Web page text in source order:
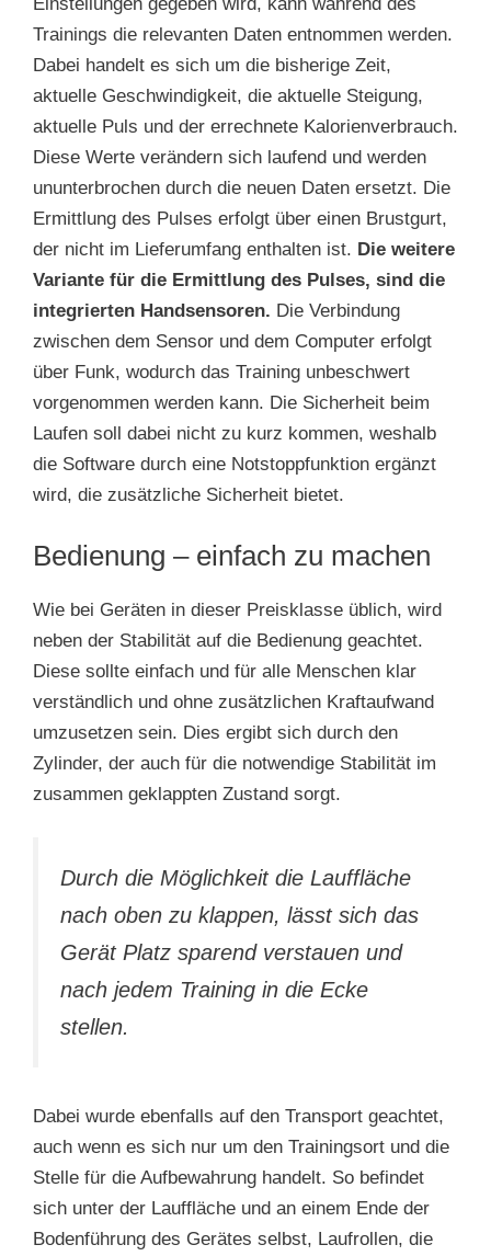
Trainings die relevanten Daten entnommen werden.
Dabei handelt es sich um die bisherige Zeit,
aktuelle Geschwindigkeit, die aktuelle Steigung,
aktuelle Puls und der errechnete Kalorienverbrauch.
Diese Werte verändern sich laufend und werden
ununterbrochen durch die neuen Daten ersetzt. Die
Ermittlung des Pulses erfolgt über einen Brustgurt,
der nicht im Lieferumfang enthalten ist. Die weitere
Variante für die Ermittlung des Pulses, sind die
integrierten Handsensoren. Die Verbindung
zwischen dem Sensor und dem Computer erfolgt
über Funk, wodurch das Training unbeschwert
vorgenommen werden kann. Die Sicherheit beim
Laufen soll dabei nicht zu kurz kommen, weshalb
die Software durch eine Notstoppfunktion ergänzt
wird, die zusätzliche Sicherheit bietet.
Bedienung – einfach zu machen
Wie bei Geräten in dieser Preisklasse üblich, wird
neben der Stabilität auf die Bedienung geachtet.
Diese sollte einfach und für alle Menschen klar
verständlich und ohne zusätzlichen Kraftaufwand
umzusetzen sein. Dies ergibt sich durch den
Zylinder, der auch für die notwendige Stabilität im
zusammen geklappten Zustand sorgt.
Durch die Möglichkeit die Lauffläche
nach oben zu klappen, lässt sich das
Gerät Platz sparend verstauen und
nach jedem Training in die Ecke
stellen.
Dabei wurde ebenfalls auf den Transport geachtet,
auch wenn es sich nur um den Trainingsort und die
Stelle für die Aufbewahrung handelt. So befindet
sich unter der Lauffläche und an einem Ende der
Bodenführung des Gerätes selbst, Laufrollen, die